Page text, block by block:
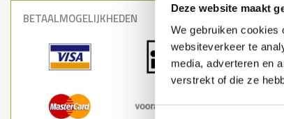
Deze website maakt
We gebruiken cookies
websiteverkeer te
media, adverteren en
verstrekt of die ze
Toestemmingsselectie
BETAALMOGELIJKHEDEN